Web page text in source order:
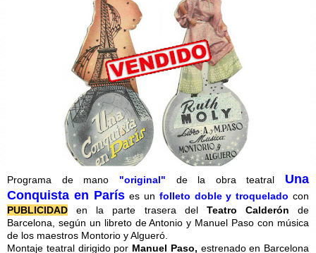
Programa de mano "original" de la obra teatral Una
Conquista en Paríses un folleto doble y troqueladocon
PUBLICIDAD en la parte trasera del Teatro Calderón de
Barcelona, según un libreto de Antonio y Manuel Paso con música
de los maestros Montorio y Algueró.
Montaje teatral dirigido por Manuel Paso, estrenado en Barcelona